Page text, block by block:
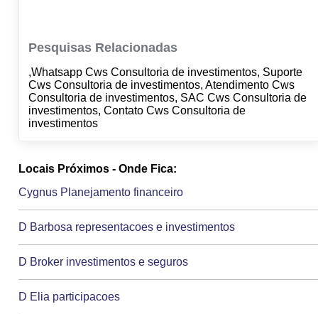
Pesquisas Relacionadas
,Whatsapp Cws Consultoria de investimentos, Suporte
Cws Consultoria de investimentos, Atendimento Cws
Consultoria de investimentos, SAC Cws Consultoria de
investimentos, Contato Cws Consultoria de
investimentos
Locais Próximos - Onde Fica:
Cygnus Planejamento financeiro
D Barbosa representacoes e investimentos
D Broker investimentos e seguros
D Elia participacoes